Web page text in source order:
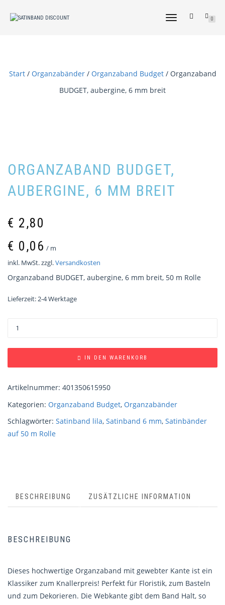
NAVIGATION
0
Start/ Organzabänder/ Organzaband Budget/ Organzaband
BUDGET, aubergine, 6 mm breit
ORGANZABAND BUDGET,
AUBERGINE, 6 MM BREIT
€ 2,80
€ 0,06 / m
inkl. MwSt.zzgl.Versandkosten
Organzaband BUDGET, aubergine, 6 mm breit, 50 m Rolle
Lieferzeit:2-4 Werktage
IN DEN WARENKORB
Artikelnummer: 401350615950
Kategorien: Organzaband Budget, Organzabänder
Schlagwörter: Satinband lila, Satinband 6 mm, Satinbänder
auf 50 m Rolle
BESCHREIBUNG ZUSÄTZLICHE INFORMATION
BESCHREIBUNG
Dieses hochwertige Organzaband mit gewebter Kante ist ein
Klassiker zum Knallerpreis! Perfekt für Floristik, zum Basteln
und zum Dekorieren. Die Webkante gibt dem Band Halt, so